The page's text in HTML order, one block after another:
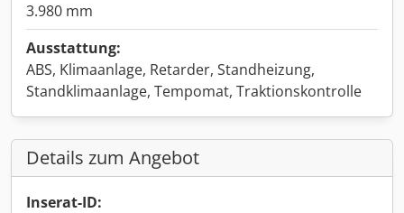
3.980 mm
Ausstattung:
ABS, Klimaanlage, Retarder, Standheizung,
Standklimaanlage, Tempomat, Traktionskontrolle
Details zum Angebot
Inserat-ID: